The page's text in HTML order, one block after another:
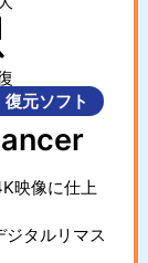
元ソフト
映像に仕上
タルリマス